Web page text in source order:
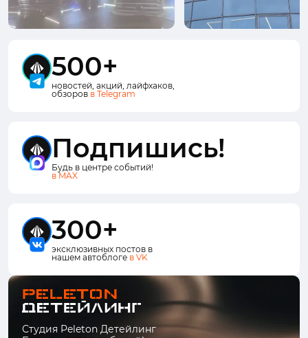
500+
новостей, акций, лайфхаков,
обзоров в Telegram
Подпишись!
Будь в центре событий!
в MAX
300+
эксклюзивных постов в
нашем автоблоге в VK
Студия Peleton Детейлинг